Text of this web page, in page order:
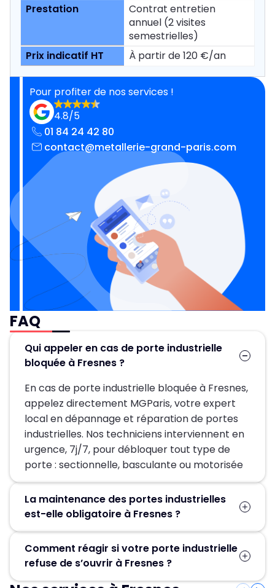
Contrat entretien
annuel (2 visites
semestrielles)
À partir de 120 €/an
Pour profiter de nos services !
4.8/5
01 84 24 42 80
contact@metallerie-grand-paris.com
FAQ
Qui appeler en cas de porte industrielle
bloquée à Fresnes ?
En cas de porte industrielle bloquée à Fresnes,
appelez directement MGParis, votre expert
local en dépannage et réparation de portes
industrielles. Nos techniciens interviennent en
urgence, 7j/7, pour débloquer tout type de
porte : sectionnelle, basculante ou motorisée
La maintenance des portes industrielles
est-elle obligatoire à Fresnes ?
1993 et les articles R4224-25 et R4224-7 du
Code du travail imposent deux visites
Comment réagir si votre porte industrielle
refuse de s’ouvrir à Fresnes ?